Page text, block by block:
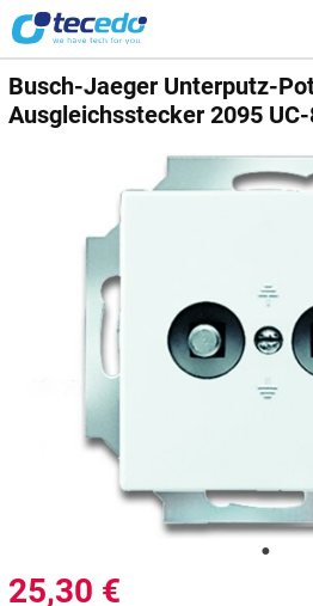
Busch-Jaeger Unterputz-
Ausgleichsstecker 2095
25,30 €